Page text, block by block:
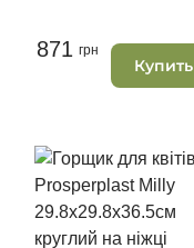
871 грн
Купить